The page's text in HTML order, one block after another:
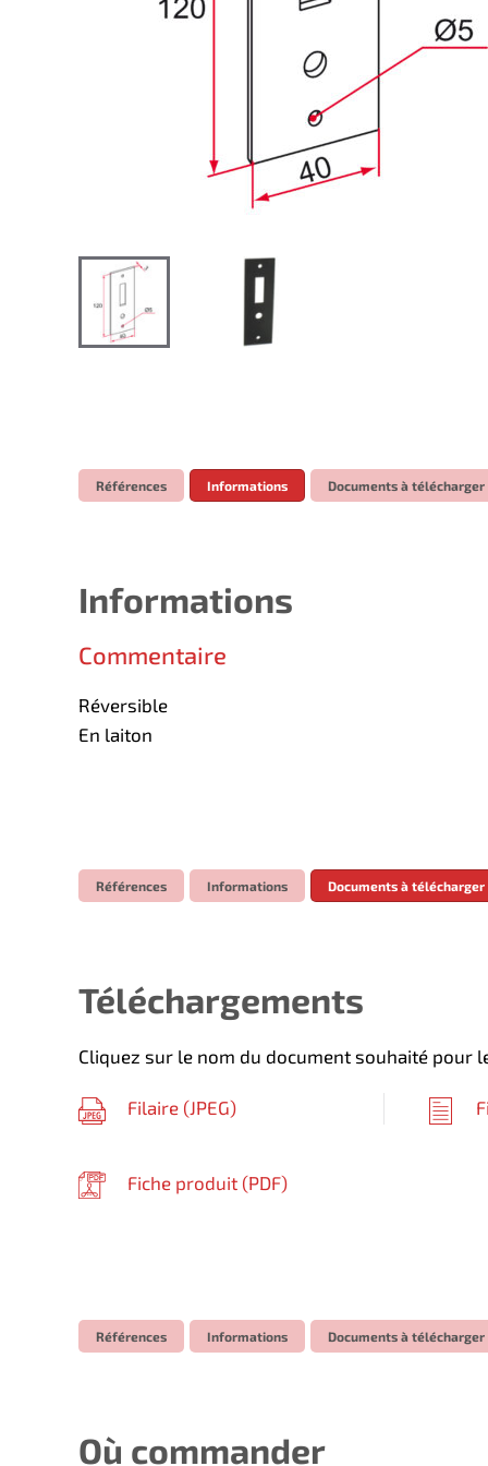
Références Informations Documents à télécharger
Informations
Commentaire
Réversible
En laiton
Références Informations Documents à télécharger
Téléchargements
Cliquez sur le nom du document souhaité pour
Filaire (JPEG)
Fiche produit (PDF)
Références Informations Documents à télécharger
Où commander